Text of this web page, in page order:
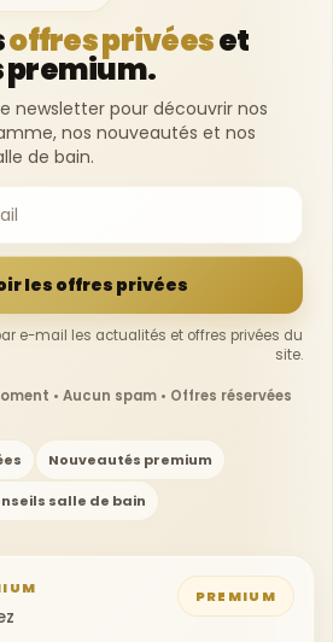
offres privéeset
premium.
newsletter pour découvrir nos
nos nouveautés et nos
de bain.
les offres privées
e-mail les actualités et offres privées du
site.
• Aucun spam • Offres réservées
Nouveautés premium
salle de bain
PREMIUM